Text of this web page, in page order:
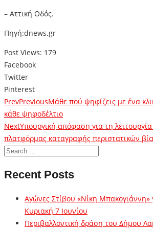
– Αττική Οδός.
Πηγή:dnews.gr
Post Views: 179
Facebook
Twitter
Pinterest
PrevPreviousΜάθε πού ψηφίζεις με ένα
κάθε ψηφοδέλτιο
NextΥπουργική απόφαση για τη
πλατφόρμας καταγραφής περιστατικών
Recent Posts
Αγώνες Στίβου «Νίκη Μπακογιάννη»
Κυριακή 7 Ιουνίου
Περιβαλλοντική δράση του Δήμου